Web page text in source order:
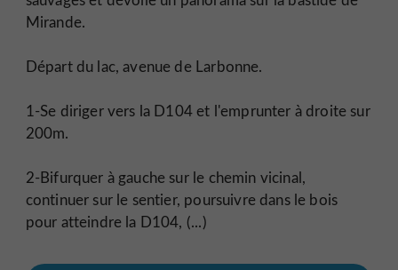
Mirande.
Départ du lac, avenue de Larbonne.
1-Se diriger vers la D104 et l'emprunter à droite sur
200m.
2-Bifurquer à gauche sur le chemin vicinal,
continuer sur le sentier, poursuivre dans le bois
pour atteindre la D104, (...)